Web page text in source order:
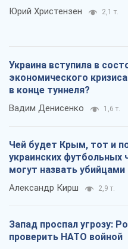
Юрий Христензен 2,1 т.
Украина вступила в
экономического
в конце туннеля?
Вадим Денисенко 1,6 т.
Чей будет Крым, тот и
украинских футбольных
могут назвать убийцами
Александр Кирш 2,9 т.
Запад проспал угрозу:
проверить НАТО войной